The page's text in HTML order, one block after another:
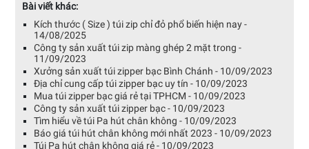
Bài viết khác:
Kích thước ( Size ) túi zip chỉ đỏ phổ biến hiện nay -
14/08/2025
Công ty sản xuất túi zip màng ghép 2 mặt trong -
11/09/2023
Xưởng sản xuất túi zipper bạc Bình Chánh - 10/09/2023
Địa chỉ cung cấp túi zipper bạc uy tín - 10/09/2023
Mua túi zipper bạc giá rẻ tại TPHCM - 10/09/2023
Công ty sản xuất túi zipper bạc - 10/09/2023
Tìm hiểu về túi Pa hút chân không - 10/09/2023
Báo giá túi hút chân không mới nhất 2023 - 10/09/2023
Túi Pa hút chân không giá rẻ - 10/09/2023